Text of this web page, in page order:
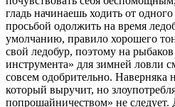
гладь начинаешь ходить от
просьбой одолжить на время
умолчанию, правило хорошего
свой ледобур, поэтому на
инструмента» для зимней ловли
совсем одобрительно. Наверняка
который выручит, но
попрошайничеством» не